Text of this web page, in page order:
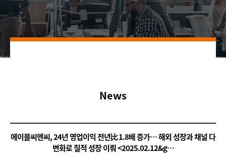
News
에이블씨엔씨, 24년 영업이익 전년比 1.8배 증가… 해외 성장과 채널 다
변화로 질적 성장 이뤄 <2025.02.12&g…